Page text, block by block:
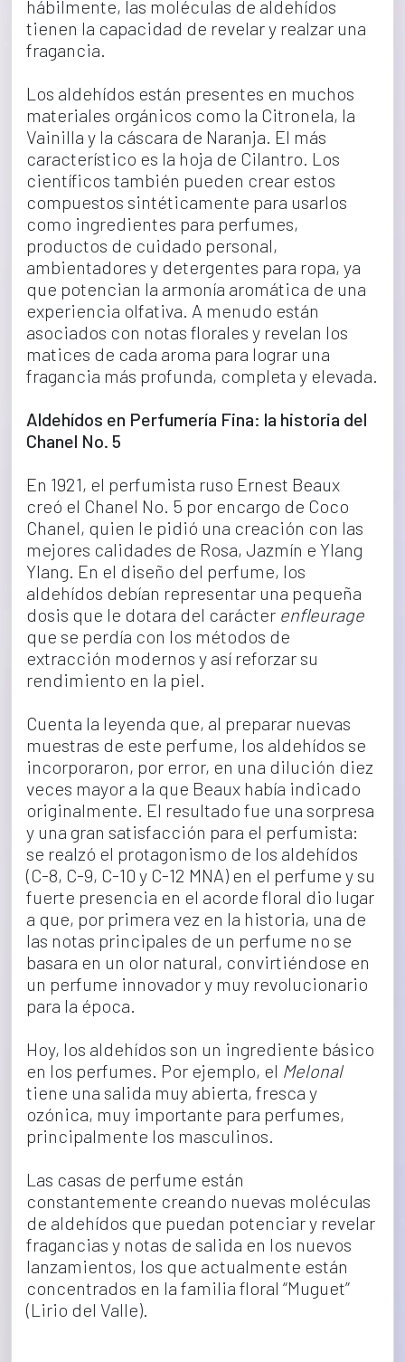
hábilmente, las moléculas de aldehídos
tienen la capacidad de revelar y realzar una
fragancia.
Los aldehídos están presentes en muchos
materiales orgánicos como la Citronela, la
Vainilla y la cáscara de Naranja. El más
característico es la hoja de Cilantro. Los
científicos también pueden crear estos
compuestos sintéticamente para usarlos
como ingredientes para perfumes,
productos de cuidado personal,
ambientadores y detergentes para ropa, ya
que potencian la armonía aromática de una
experiencia olfativa. A menudo están
asociados con notas florales y revelan los
matices de cada aroma para lograr una
fragancia más profunda, completa y elevada.
Aldehídos en Perfumería Fina: la historia del
Chanel No. 5
En 1921, el perfumista ruso Ernest Beaux
creó el Chanel No. 5 por encargo de Coco
Chanel, quien le pidió una creación con las
mejores calidades de Rosa, Jazmín e Ylang
Ylang. En el diseño del perfume, los
aldehídos debían representar una pequeña
dosis que le dotara del carácter enfleurage
que se perdía con los métodos de
extracción modernos y así reforzar su
rendimiento en la piel.
Cuenta la leyenda que, al preparar nuevas
muestras de este perfume, los aldehídos se
incorporaron, por error, en una dilución diez
veces mayor a la que Beaux había indicado
originalmente. El resultado fue una sorpresa
y una gran satisfacción para el perfumista:
se realzó el protagonismo de los aldehídos
(C-8, C-9, C-10 y C-12 MNA) en el perfume y su
fuerte presencia en el acorde floral dio lugar
a que, por primera vez en la historia, una de
las notas principales de un perfume no se
basara en un olor natural, convirtiéndose en
un perfume innovador y muy revolucionario
para la época.
Hoy, los aldehídos son un ingrediente básico
en los perfumes. Por ejemplo, el Melonal
tiene una salida muy abierta, fresca y
ozónica, muy importante para perfumes,
principalmente los masculinos.
Las casas de perfume están
constantemente creando nuevas moléculas
de aldehídos que puedan potenciar y revelar
fragancias y notas de salida en los nuevos
lanzamientos, los que actualmente están
concentrados en la familia floral “Muguet”
(Lirio del Valle).